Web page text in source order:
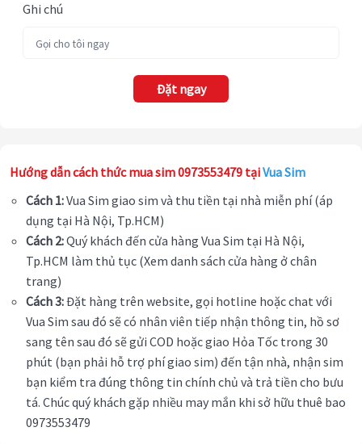
Ghi chú
Đặt ngay
Hướng dẫn cách thức mua sim 0973553479 tạiVua Sim
Cách 1:Vua Sim giao sim và thu tiền tại nhà miễn phí (áp
dụng tại Hà Nội, Tp.HCM)
Cách 2:Quý khách đến cửa hàng Vua Sim tại Hà Nội,
Tp.HCM làm thủ tục (Xem danh sách cửa hàng ở chân
trang)
Cách 3:Đặt hàng trên website, gọi hotline hoặc chat với
Vua Sim sau đó sẽ có nhân viên tiếp nhận thông tin, hồ sơ
sang tên sau đó sẽ gửi COD hoặc giao Hỏa Tốc trong 30
phút (bạn phải hỗ trợ phí giao sim) đến tận nhà, nhận sim
bạn kiểm tra đúng thông tin chính chủ và trả tiền cho bưu
tá. Chúc quý khách gặp nhiều may mắn khi sở hữu thuê bao
0973553479